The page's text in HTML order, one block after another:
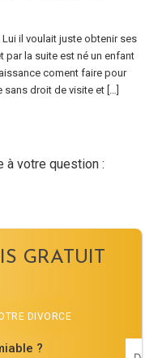
Lui il voulait juste obtenir ses
par la suite est né un enfant
coment faire pour
droit de visite et […]
à votre question :
GRATUIT
DIVORCE
?